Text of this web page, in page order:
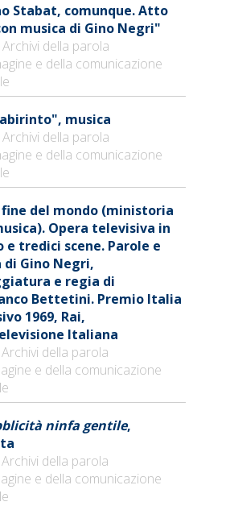
Stabat, comunque. Atto
musica di Gino Negri"
Archivi della parola
e della comunicazione
musica
Archivi della parola
e della comunicazione
fine del mondo (ministoria
Opera televisiva in
e tredici scene. Parole e
di Gino Negri,
e regia di
Bettetini. Premio Italia
1969, Rai,
Italiana
della parola
e della comunicazione
ninfa gentile,
della parola
e della comunicazione